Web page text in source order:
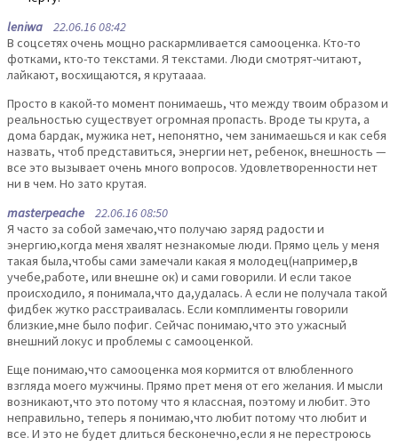
leniwa 22.06.16 08:42
В соцсетях очень мощно раскармливается самооценка. Кто-то
фотками, кто-то текстами. Я текстами. Люди смотрят-читают,
лайкают, восхищаются, я крутаааа.
Просто в какой-то момент понимаешь, что между твоим образом и
реальностью существует огромная пропасть. Вроде ты крута, а
дома бардак, мужика нет, непонятно, чем занимаешься и как себя
назвать, чтоб представиться, энергии нет, ребенок, внешность —
все это вызывает очень много вопросов. Удовлетворенности нет
ни в чем. Но зато крутая.
masterpeache 22.06.16 08:50
Я часто за собой замечаю,что получаю заряд радости и
энергию,когда меня хвалят незнакомые люди. Прямо цель у меня
такая была,чтобы сами замечали какая я молодец(например,в
учебе,работе, или внешне ок) и сами говорили. И если такое
происходило, я понимала,что да,удалась. А если не получала такой
фидбек жутко расстраивалась. Если комплименты говорили
близкие,мне было пофиг. Сейчас понимаю,что это ужасный
внешний локус и проблемы с самооценкой.
Еще понимаю,что самооценка моя кормится от влюбленного
взгляда моего мужчины. Прямо прет меня от его желания. И мысли
возникают,что это потому что я классная, поэтому и любит. Это
неправильно, теперь я понимаю,что любит потому что любит и
все. И это не будет длиться бесконечно,если я не перестроюсь